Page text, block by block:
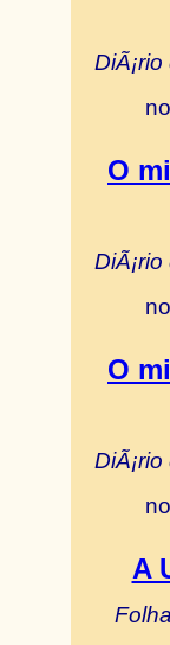
O
O
A